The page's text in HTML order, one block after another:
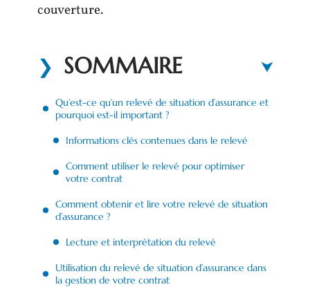
couverture.
SOMMAIRE
Qu’est-ce qu’un relevé de situation d’assurance et
pourquoi est-il important ?
Informations clés contenues dans le relevé
Comment utiliser le relevé pour optimiser
votre contrat
Comment obtenir et lire votre relevé de situation
d’assurance ?
Lecture et interprétation du relevé
Utilisation du relevé de situation d’assurance dans
la gestion de votre contrat